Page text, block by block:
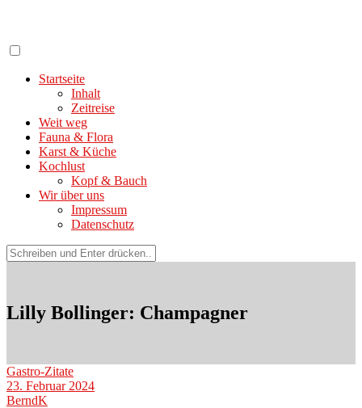
springen
Startseite
Inhalt
Zeitreise
Weit weg
Fauna & Flora
Karst & Küche
Kochlust
Kopf & Bauch
Wir über uns
Impressum
Datenschutz
Suchen
nach:
Lilly Bollinger: Champagner
Gastro-Zitate
23. Februar 2024
BerndK